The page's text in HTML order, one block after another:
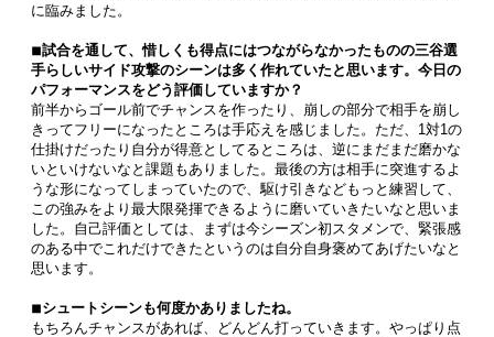
に臨みました。
◾︎試合を通して、惜しくも得点にはつながらなかったものの三谷選
手らしいサイド攻撃のシーンは多く作れていたと思います。今日の
パフォーマンスをどう評価していますか？
前半からゴール前でチャンスを作ったり、崩しの部分で相手を崩し
きってフリーになったところは手応えを感じました。ただ、1対1の
仕掛けだったり自分が得意としてるところは、逆にまだまだ磨かな
いといけないなと課題もありました。最後の方は相手に突進するよ
うな形になってしまっていたので、駆け引きなどもっと練習して、
この強みをより最大限発揮できるように磨いていきたいなと思いま
した。自己評価としては、まずは今シーズン初スタメンで、緊張感
のある中でこれだけできたというのは自分自身褒めてあげたいなと
思います。
◾︎シュートシーンも何度かありましたね。
もちろんチャンスがあれば、どんどん打っていきます。やっぱり点